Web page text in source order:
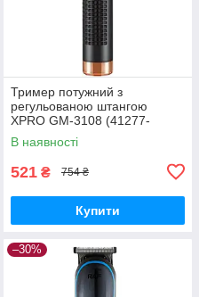
Тример потужний з
регульованою штангою
XPRO GM-3108 (41277-
3108_165)
В наявності
521 ₴ 754 ₴
Купити
–30%